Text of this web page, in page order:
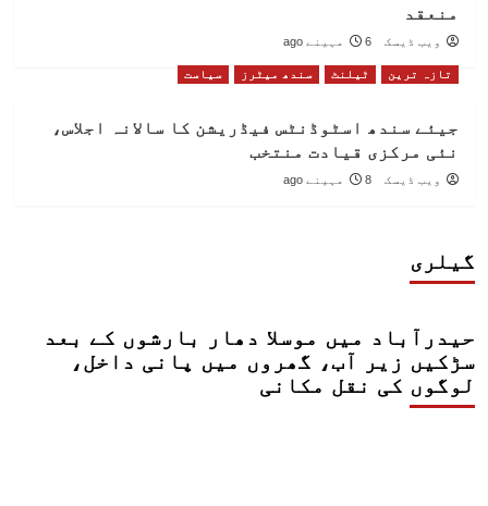
منعقد
ویب ڈیسک 6 مہینے ago
تازہ ترین ٹیلنٹ سندھ میٹرز سیاست
جیئے سندھ اسٹوڈنٹس فیڈریشن کا سالانہ اجلاس،
نئی مرکزی قیادت منتخب
ویب ڈیسک 8 مہینے ago
گیلری
حیدرآباد میں موسلا دھار بارشوں کے بعد
سڑکیں زیر آب، گھروں میں پانی داخل،
لوگوں کی نقل مکانی